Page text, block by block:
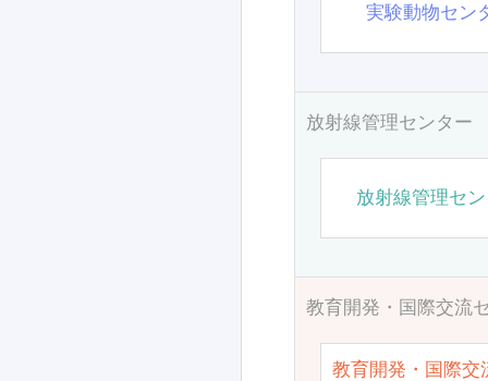
実験動物セン
放射線管理センター
放射線管理セ
教育開発・国際交流
教育開発・国際交